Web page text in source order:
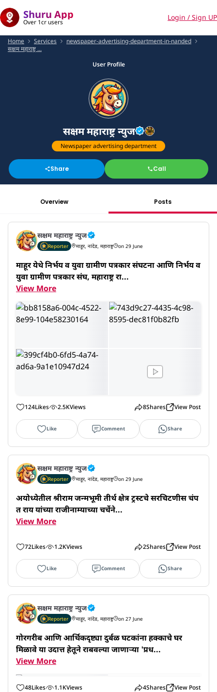
Shuru App
Over 1cr users
Login / Sign UP
Home Services
newspaper-advertising-department-in-nanded
सक्षम महाराष्ट्र ...
User Profile
सक्षम महाराष्ट्र न्युज
Newspaper advertising department
Share Call
Overview Posts
सक्षम महाराष्ट्र न्युज
Reporter माहूर, नांदेड, महाराष्ट्र on 29 June
माहूर येथे निर्भय व युवा ग्रामीण पत्रकार संघटना आणि निर्भय व
युवा ग्रामीण पत्रकार संघ, महाराष्ट्र रा...
View More
124Likes 2.5KViews 8Shares View Post
Like Comment Share
सक्षम महाराष्ट्र न्युज
Reporter माहूर, नांदेड, महाराष्ट्र on 29 June
अयोध्येतील श्रीराम जन्मभूमी तीर्थ क्षेत्र ट्रस्टचे सरचिटणीस चंप
त राय यांच्या राजीनाम्याच्या चर्चेने...
View More
72Likes 1.2KViews 2Shares View Post
Like Comment Share
सक्षम महाराष्ट्र न्युज
Reporter माहूर, नांदेड, महाराष्ट्र on 27 June
गोरगरीब आणि आर्थिकदृष्ट्या दुर्बळ घटकांना हक्काचे घर
मिळावे या उदात्त हेतूने राबवल्या जाणाऱ्या 'प्रध...
View More
48Likes 1.1KViews 4Shares View Post